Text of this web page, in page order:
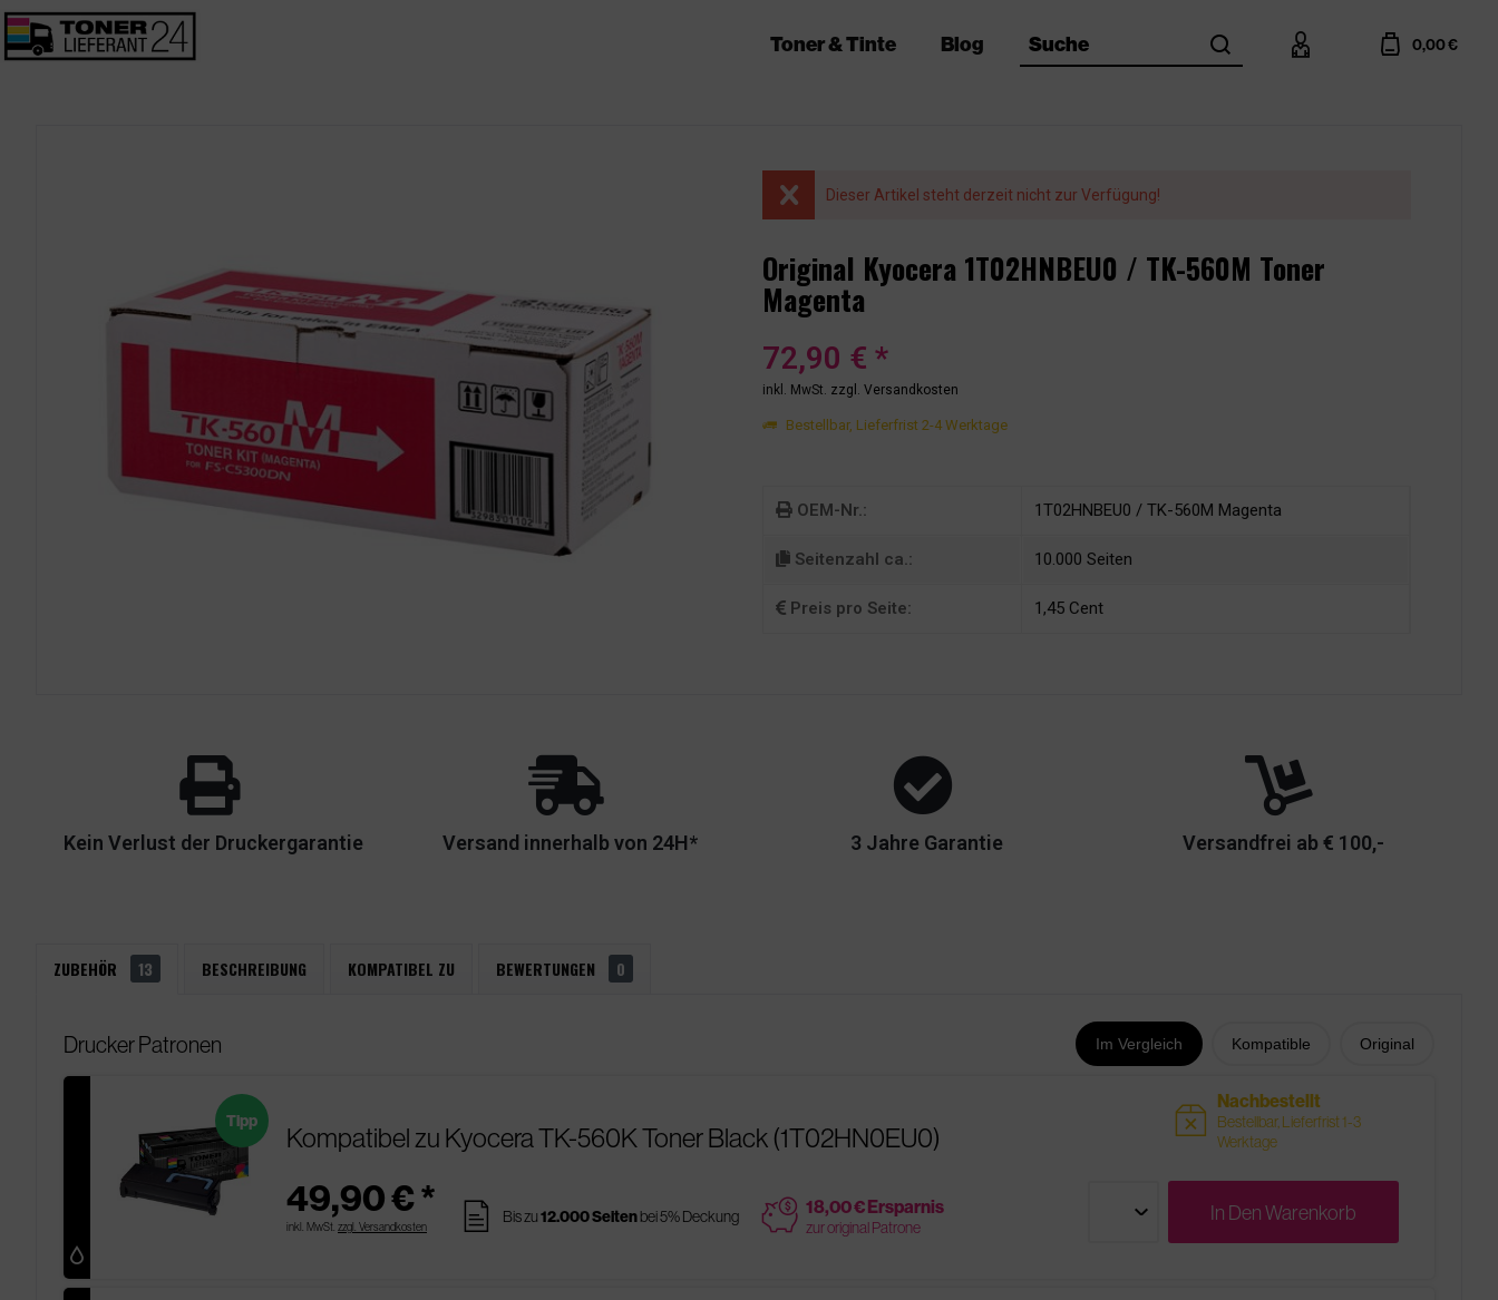
Toner & Tinte Blog Suche search account cart 0,00 €
Dieser Artikel steht derzeit nicht zur Verfügung!
Original Kyocera 1T02HNBEU0 / TK-560M Toner
Magenta
72,90 € *
inkl. MwSt. zzgl. Versandkosten
Bestellbar, Lieferfrist 2-4 Werktage
OEM-Nr.: 1T02HNBEU0 / TK-560M Magenta
Seitenzahl ca.: 10.000 Seiten
Preis pro Seite: 1,45 Cent
Kein Verlust der Druckergarantie Versand innerhalb von 24H* 3 Jahre Garantie Versandfrei ab € 100,-
ZUBEHÖR 13 BESCHREIBUNG KOMPATIBEL ZU BEWERTUNGEN 0
Im Vergleich Kompatible Original
Drucker Patronen
Kompatibel zu Kyocera TK-560K Toner Black (1T02HN0EU0)
49,90 € *
inkl. MwSt. zzgl. Versandkosten
Tipp
pages Bis zu12.000 Seitenbei 5% Deckung price 18,00 € Ersparnis
zur original Patrone
sold Nachbestellt
Bestellbar, Lieferfrist 1-3
Werktage
In DenWarenkorb